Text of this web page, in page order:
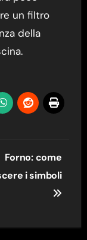
un filtro
della
Forno: come
i simboli